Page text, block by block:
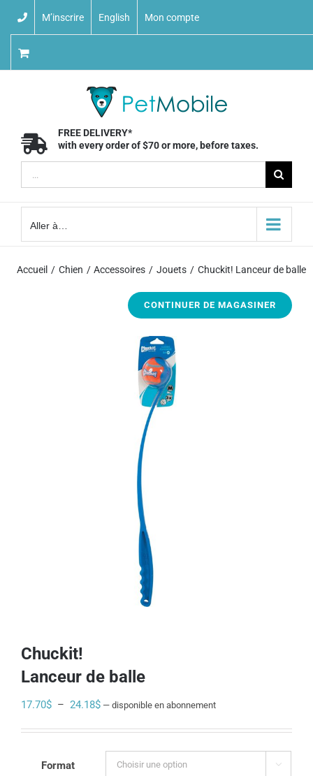
content
M’inscrire English Mon compte
FREE DELIVERY*
with every order of $70 or more, before taxes.
sur
le
site
Aller à…
Accueil Chien Accessoires Jouets Chuckit! Lanceur de balle
CONTINUER DE MAGASINER
Chuckit!
Lanceur de balle
17.70$ – 24.18$Plage
17.70$
— disponible en abonnement
Format 